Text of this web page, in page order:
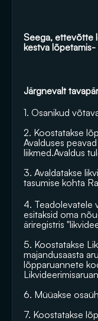
Seega, ettevõtte
kestva
Järgnevalt
1. Osanikud
2. Koostatakse
Avalduses
liikmed.Avaldus
3. Avaldatakse
tasumise kohta
4. Teadolevatele
esitaksid oma
äriregistris
5. Koostatakse
majandusaasta
lõpparuannete
6. Müüakse
7. Koostatakse